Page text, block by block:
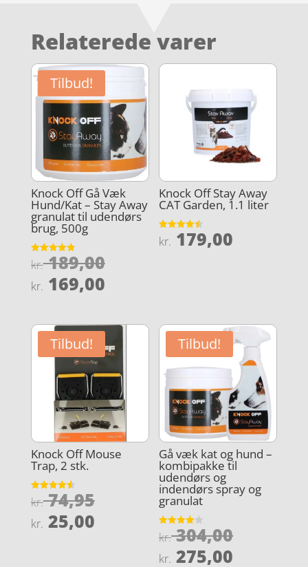
Relaterede varer
Tilbud!
Knock Off Gå Væk
Hund/Kat – Stay Away
granulat til udendørs
brug, 500g
Vurderet
4.9
kr.189,00Den
oprindelige
kr. 189,00.
kr. 169,00Den
pris
er:
kr. 169,00.
Knock Off Stay Away
CAT Garden, 1.1 liter
Vurderet
4.5
kr. 179,00
Tilbud!
Knock Off Mouse
Trap, 2 stk.
Vurderet
4.6
kr.74,95Den
oprindelige
kr. 25,00Den
aktuelle
Tilbud!
Gå væk kat og hund –
kombipakke til
udendørs og
indendørs spray og
granulat
Vurderet
3.9
kr.304,00Den
kr. 275,00